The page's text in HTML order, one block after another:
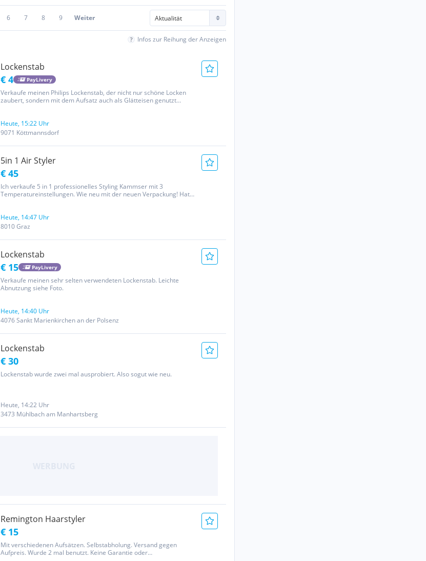
6 7 8 9 Weiter
Infos zur Reihung der Anzeigen
Lockenstab
€ 4 PayLivery
Verkaufe meinen Philips Lockenstab, der nicht nur schöne Locken
zaubert, sondern mit dem Aufsatz auch als Glätteisen genutzt
Heute, 15:22 Uhr
9071 Köttmannsdorf
5in 1 Air Styler
€ 45
Ich verkaufe 5 in 1 professionelles Styling Kammser mit 3
Temperatureinstellungen. Wie neu mit der neuen Verpackung! Hat
Heute, 14:47 Uhr
8010 Graz
Lockenstab
€ 15 PayLivery
Verkaufe meinen sehr selten verwendeten Lockenstab. Leichte
Abnutzung siehe Foto.
Heute, 14:40 Uhr
4076 Sankt Marienkirchen an der Polsenz
Lockenstab
€ 30
Lockenstab wurde zwei mal ausprobiert. Also sogut wie neu.
Heute, 14:22 Uhr
3473 Mühlbach am Manhartsberg
Remington Haarstyler
€ 15
Mit verschiedenen Aufsätzen. Selbstabholung. Versand gegen
Aufpreis. Wurde 2 mal benutzt. Keine Garantie oder